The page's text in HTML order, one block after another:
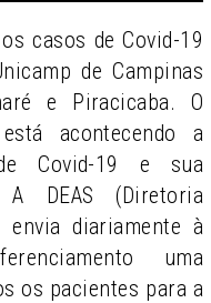
casos de Covid-19
de Campinas
e Piracicaba. O
acontecendo a
Covid-19 e sua
DEAS (Diretoria
envia diariamente à
uma
os pacientes para a